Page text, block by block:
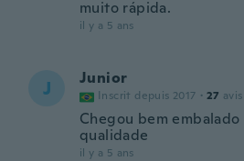
muito rápida.
il y a 5 ans
J Junior
Inscrit depuis 2017 · 27 avis
Chegou bem
qualidade
il y a 5 ans